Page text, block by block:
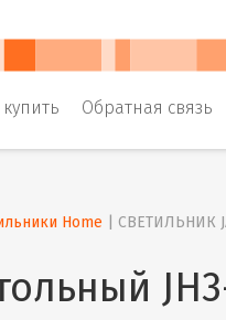
купить Обратная связь
Home СВЕТИЛЬНИК